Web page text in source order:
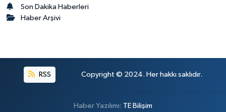
Son Dakika Haberleri
Haber Arşivi
RSS Copyright © 2024. Her hakkı saklıdır.
Haber Yazılımı: TE Bilişim